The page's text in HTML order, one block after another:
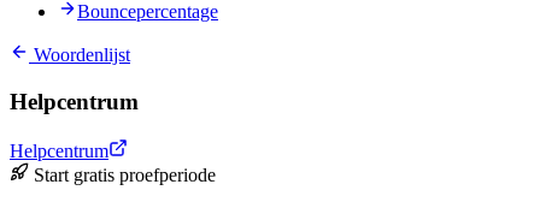
Bouncepercentage
Woordenlijst
Helpcentrum
Helpcentrum
Start gratis proefperiode